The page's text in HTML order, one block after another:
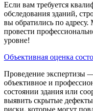
Если вам требуется
обследования зданий,
вы обратились по
провести
уровне!
Объективная оценка
Проведение экспертизы
объективное и
состоянии здания или
выявить скрытые
риски, которые могут